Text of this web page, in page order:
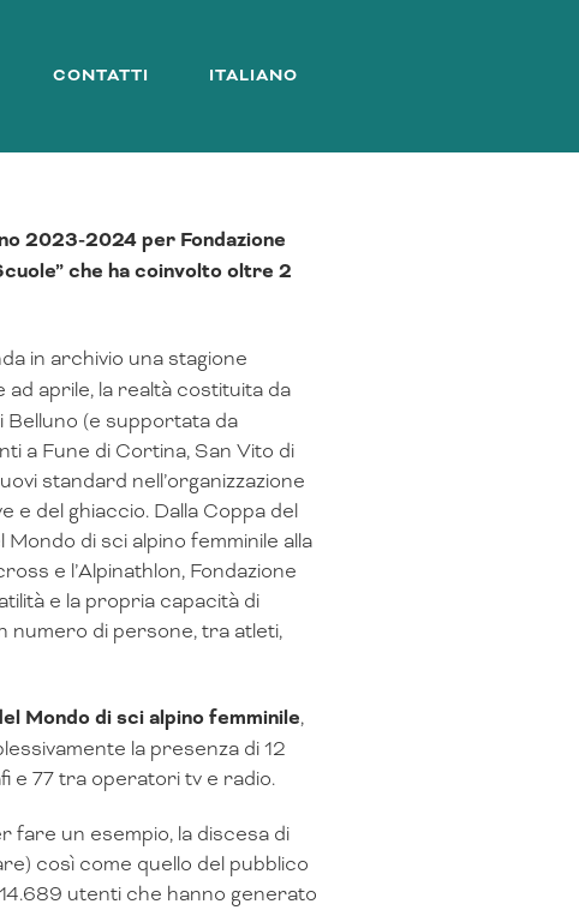
CONTATTI ITALIANO
2023-2024 per Fondazione
che ha coinvolto oltre 2
in archivio una stagione
ad aprile, la realtà costituita da
Belluno (e supportata da
a Fune di Cortina, San Vito di
standard nell’organizzazione
e del ghiaccio. Dalla Coppa del
di sci alpino femminile alla
e l’Alpinathlon, Fondazione
e la propria capacità di
numero di persone, tra atleti,
Mondo di sci alpino femminile,
la presenza di 12
e 77 tra operatori tv e radio.
fare un esempio, la discesa di
così come quello del pubblico
utenti che hanno generato